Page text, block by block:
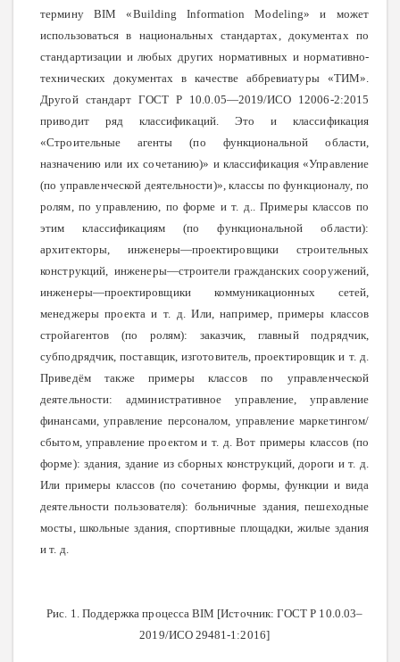
термину BIM «Building Information Modeling» и может
использоваться в национальных стандартах, документах по
стандартизации и любых других нормативных и нормативно-
технических документах в качестве аббревиатуры «ТИМ».
Другой стандарт ГОСТ Р 10.0.05—2019/ИСО 12006-2:2015
приводит ряд классификаций. Это и классификация
«Строительные агенты (по функциональной области,
назначению или их сочетанию)» и классификация «Управление
(по управленческой деятельности)», классы по функционалу, по
ролям, по управлению, по форме и т. д.. Примеры классов по
этим классификациям (по функциональной области):
архитекторы, инженеры—проектировщики строительных
конструкций, инженеры—строители гражданских сооружений,
инженеры—проектировщики коммуникационных сетей,
менеджеры проекта и т. д. Или, например, примеры классов
стройагентов (по ролям): заказчик, главный подрядчик,
субподрядчик, поставщик, изготовитель, проектировщик и т. д.
Приведём также примеры классов по управленческой
деятельности: административное управление, управление
финансами, управление персоналом, управление маркетингом/
сбытом, управление проектом и т. д. Вот примеры классов (по
форме): здания, здание из сборных конструкций, дороги и т. д.
Или примеры классов (по сочетанию формы, функции и вида
деятельности пользователя): больничные здания, пешеходные
мосты, школьные здания, спортивные площадки, жилые здания
и т. д.
Рис. 1. Поддержка процесса BIM [Источник: ГОСТ Р 10.0.03–
2019/ИСО 29481-1:2016]